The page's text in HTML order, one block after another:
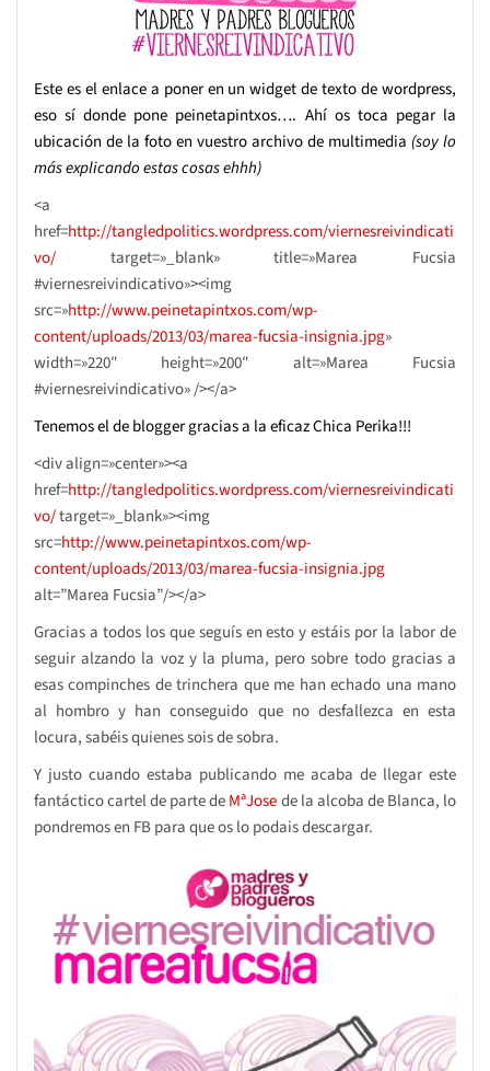
Este es el enlace a poner en un widget de texto de wordpress,
eso sí donde pone peinetapintxos…. Ahí os toca pegar la
ubicación de la foto en vuestro archivo de multimedia (soy lo
más explicando estas cosas ehhh)
<a
href=http://tangledpolitics.wordpress.com/viernesreivindicati
vo/ target=»_blank» title=»Marea Fucsia
#viernesreivindicativo»><img
src=»http://www.peinetapintxos.com/wp-
content/uploads/2013/03/marea-fucsia-insignia.jpg»
width=»220″ height=»200″ alt=»Marea Fucsia
#viernesreivindicativo» /></a>
Tenemos el de blogger gracias a la eficazChica Perika!!!
<div align=»center»><a
href=http://tangledpolitics.wordpress.com/viernesreivindicati
vo/target=»_blank»><img
src=http://www.peinetapintxos.com/wp-
content/uploads/2013/03/marea-fucsia-insignia.jpg
alt=”Marea Fucsia”/></a>
Gracias a todos los que seguís en esto y estáis por la labor de
seguir alzando la voz y la pluma, pero sobre todo gracias a
esas compinches de trinchera que me han echado una mano
al hombro y han conseguido que no desfallezca en esta
locura, sabéis quienes sois de sobra.
Y justo cuando estaba publicando me acaba de llegar este
fantáctico cartel de parte deMªJosede la alcoba de Blanca, lo
pondremos en FB para que os lo podais descargar.